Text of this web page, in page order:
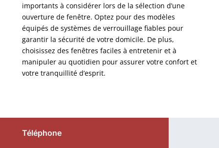
importants à considérer lors de la sélection d’une
ouverture de fenêtre. Optez pour des modèles
équipés de systèmes de verrouillage fiables pour
garantir la sécurité de votre domicile. De plus,
choisissez des fenêtres faciles à entretenir et à
manipuler au quotidien pour assurer votre confort et
votre tranquillité d’esprit.
Téléphone